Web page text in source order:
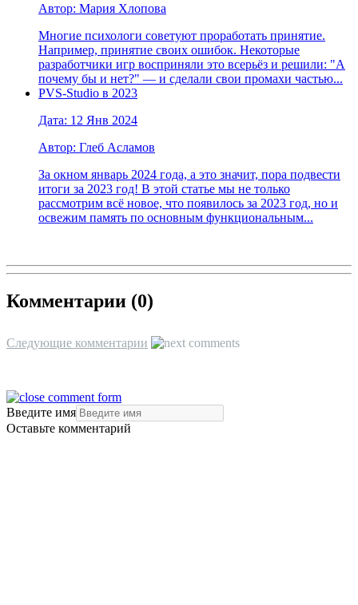
Автор: Мария Хлопова
Многие психологи советуют проработать принятие.
Например, принятие своих ошибок. Некоторые
разработчики игр восприняли это всерьёз и решили: "А
почему бы и нет?" — и сделали свои промахи частью...
PVS-Studio в 2023
Дата: 12 Янв 2024
Автор: Глеб Асламов
За окном январь 2024 года, а это значит, пора подвести
итоги за 2023 год! В этой статье мы не только
рассмотрим всё новое, что появилось за 2023 год, но и
освежим память по основным функциональным...
Комментарии (0)
Следующие комментарии
Введите имя
Оставьте комментарий